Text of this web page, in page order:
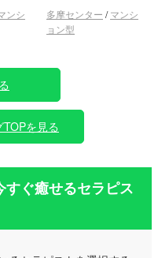
ンシ
多摩センター /マンシ
ョン型
を見る
ぐ癒せるセラピス